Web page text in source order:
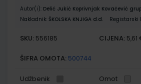
Autor(i): Delić Jukić Koprivnjak Kovačević
Nakladnik: ŠKOLSKA KNJIGA d.d.
SKU: 556185 CIJENA: 5,61
ŠIFRA OMOTA: 500744
Udžbenik Omot